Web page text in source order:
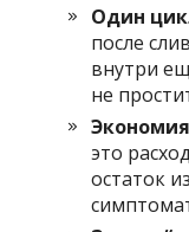
Один
после
внутри
не
это
остаток